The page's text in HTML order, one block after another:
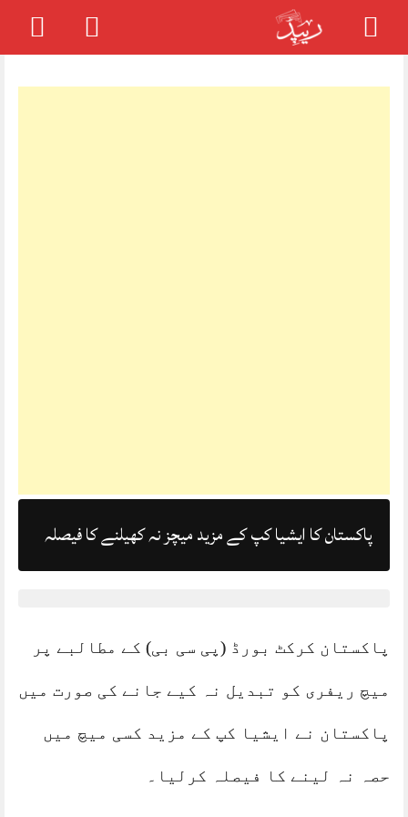
content
پاکستان کا ایشیا کپ کے مزید میچز نہ کھیلنے کا فیصلہ
پاکستان کرکٹ بورڈ (پی سی بی) کے مطالبے پر
میچ ریفری کو تبدیل نہ کیے جانے کی صورت میں
پاکستان نے ایشیا کپ کے مزید کسی میچ میں
حصہ نہ لینے کا فیصلہ کرلیا۔